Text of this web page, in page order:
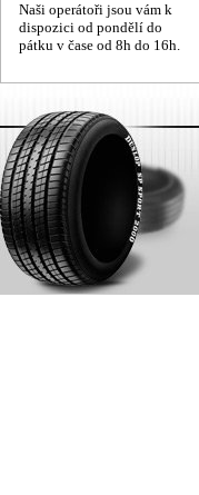
Naši operátoři jsou vám k
dispozici od pondělí do
pátku v čase od 8h do 16h.